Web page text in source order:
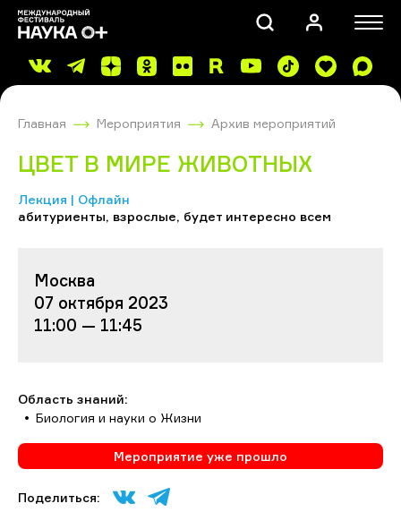
Главная Мероприятия Архив мероприятий
ЦВЕТ В МИРЕ ЖИВОТНЫХ
Лекция | Офлайн
абитуриенты, взрослые, будет интересно всем
Москва
07 октября 2023
11:00 — 11:45
Область знаний:
Биология и науки о Жизни
Мероприятие уже прошло
Поделиться: